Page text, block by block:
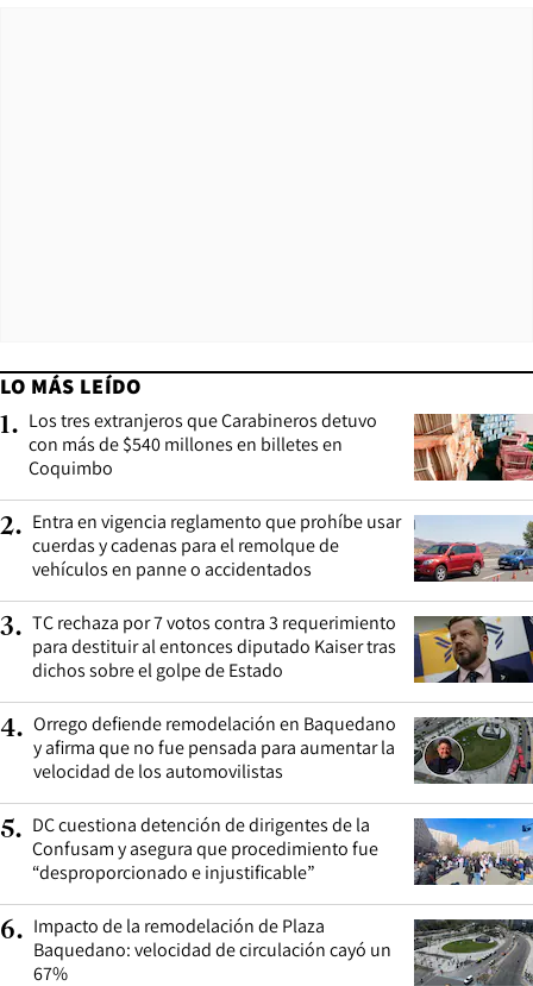
LO MÁS LEÍDO
1. Los tres extranjeros que Carabineros detuvo
con más de $540 millones en billetes en
Coquimbo
2. Entra en vigencia reglamento que prohíbe usar
cuerdas y cadenas para el remolque de
vehículos en panne o accidentados
3. TC rechaza por 7 votos contra 3 requerimiento
para destituir al entonces diputado Kaiser tras
dichos sobre el golpe de Estado
4. Orrego defiende remodelación en Baquedano
y afirma que no fue pensada para aumentar la
velocidad de los automovilistas
5. DC cuestiona detención de dirigentes de la
Confusam y asegura que procedimiento fue
“desproporcionado e injustificable”
6. Impacto de la remodelación de Plaza
Baquedano: velocidad de circulación cayó un
67%